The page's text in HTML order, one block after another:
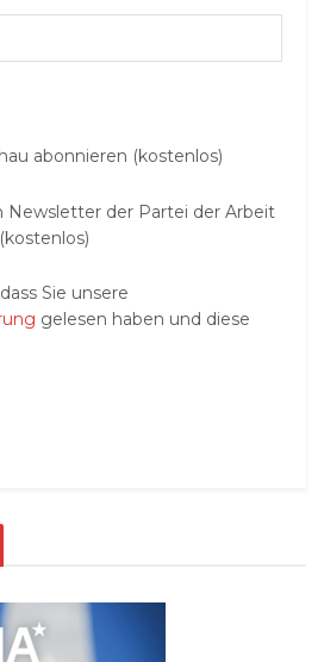
abonnieren (kostenlos)
Newsletter der Partei der Arbeit
Sie unsere
gelesen haben und diese